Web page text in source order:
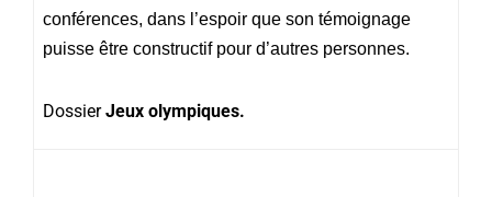
conférences, dans l’espoir que son témoignage
puisse être constructif pour d’autres personnes.
DossierJeux olympiques.